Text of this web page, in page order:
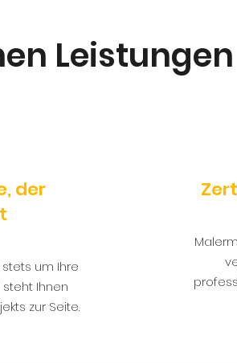
der
um Ihre
Ihnen
zur Seite.
Leistungen